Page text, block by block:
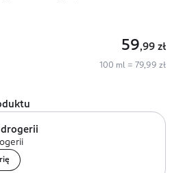
59,99 zł
100 ml = 79,99 zł
drogerii